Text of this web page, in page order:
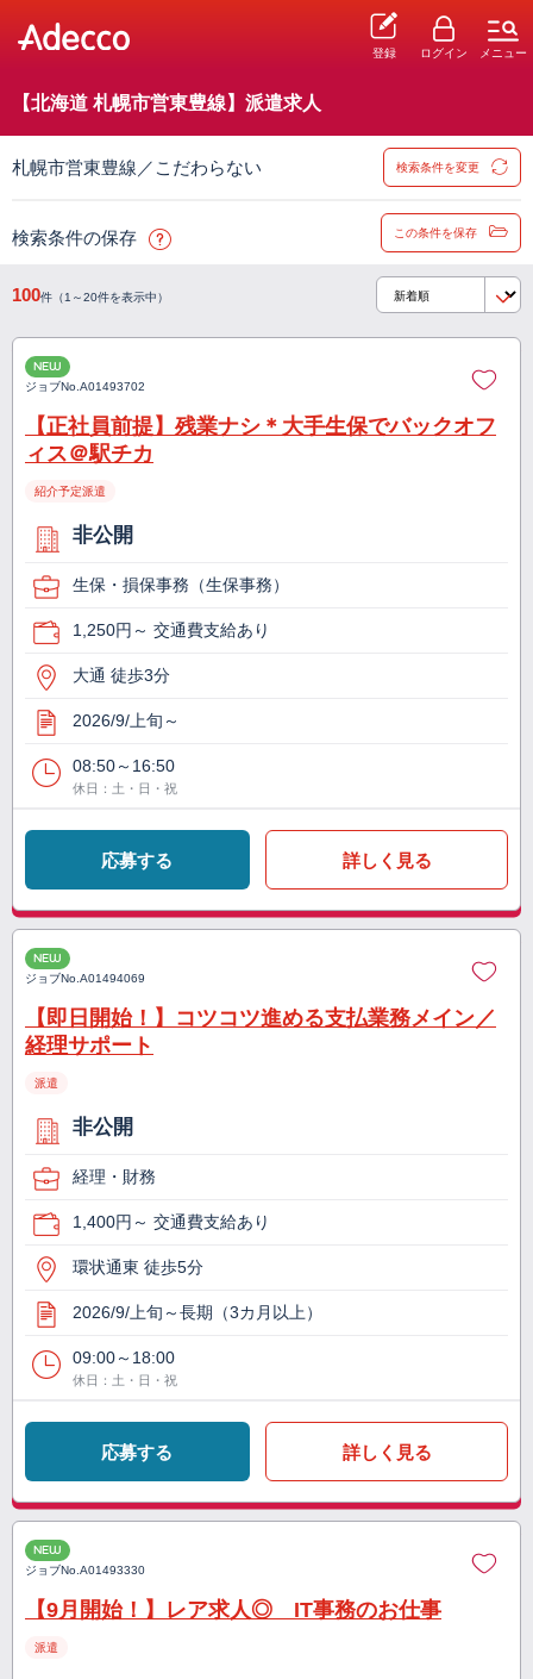
登録 ログイン メニュー
【北海道 札幌市営東豊線】派遣求人
札幌市営東豊線／こだわらない 検索条件を変更
検索条件の保存 この条件を保存
100件（1～20件を表示中）
NEW
ジョブNo.A01493702
【正社員前提】残業ナシ＊大手生保でバックオフ
ィス＠駅チカ
紹介予定派遣
非公開
生保・損保事務（生保事務）
1,250円～ 交通費支給あり
大通 徒歩3分
2026/9/上旬～
08:50～16:50
休日：土・日・祝
応募する 詳しく見る
NEW
ジョブNo.A01494069
【即日開始！】コツコツ進める支払業務メイン／
経理サポート
派遣
非公開
経理・財務
1,400円～ 交通費支給あり
環状通東 徒歩5分
2026/9/上旬～長期（3カ月以上）
09:00～18:00
休日：土・日・祝
応募する 詳しく見る
NEW
ジョブNo.A01493330
【9月開始！】レア求人◎ IT事務のお仕事
派遣